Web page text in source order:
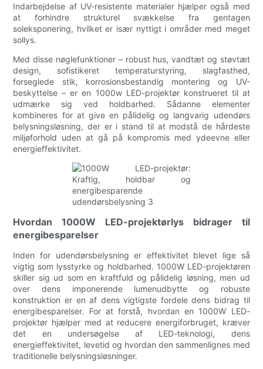
Indarbejdelse af UV-resistente materialer hjælper også med
at forhindre strukturel svækkelse fra gentagen
soleksponering, hvilket er især nyttigt i områder med meget
sollys.
Med disse nøglefunktioner – robust hus, vandtæt og støvtæt
design, sofistikeret temperaturstyring, slagfasthed,
forseglede stik, korrosionsbestandig montering og UV-
beskyttelse – er en 1000w LED-projektør konstrueret til at
udmærke sig ved holdbarhed. Sådanne elementer
kombineres for at give en pålidelig og langvarig udendørs
belysningsløsning, der er i stand til at modstå de hårdeste
miljøforhold uden at gå på kompromis med ydeevne eller
energieffektivitet.
Hvordan 1000W LED-projektørlys bidrager til
energibesparelser
Inden for udendørsbelysning er effektivitet blevet lige så
vigtig som lysstyrke og holdbarhed. 1000W LED-projektøren
skiller sig ud som en kraftfuld og pålidelig løsning, men ud
over dens imponerende lumenudbytte og robuste
konstruktion er en af ​​dens vigtigste fordele dens bidrag til
energibesparelser. For at forstå, hvordan en 1000W LED-
projektør hjælper med at reducere energiforbruget, kræver
det en undersøgelse af LED-teknologi, dens
energieffektivitet, levetid og hvordan den sammenlignes med
traditionelle belysningsløsninger.